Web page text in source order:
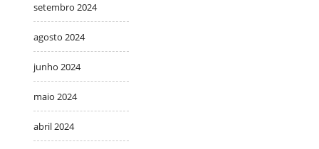
setembro 2024
agosto 2024
junho 2024
maio 2024
abril 2024